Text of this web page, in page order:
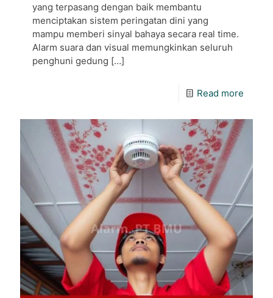
yang terpasang dengan baik membantu
menciptakan sistem peringatan dini yang
mampu memberi sinyal bahaya secara real time.
Alarm suara dan visual memungkinkan seluruh
penghuni gedung […]
Read more